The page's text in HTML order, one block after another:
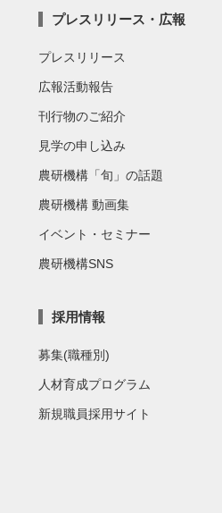
プレスリリース・広報
プレスリリース
広報活動報告
刊行物のご紹介
見学の申し込み
農研機構「旬」の話題
農研機構 動画集
イベント・セミナー
農研機構SNS
採用情報
募集(職種別)
人材育成プログラム
新規職員採用サイト